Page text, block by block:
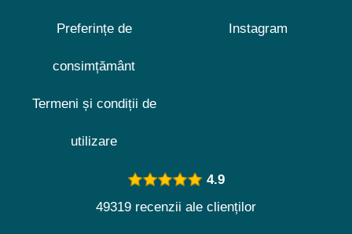
Preferințe de
consimțământ
Termeni și condiții de
utilizare
Instagram
4.9
49319 recenzii ale clienților